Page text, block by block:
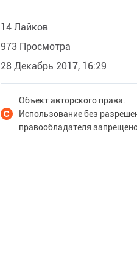
14 Лайков
973 Просмотра
28 Декабрь 2017, 16:29
Объект авторского права.
Использование без
правообладателя